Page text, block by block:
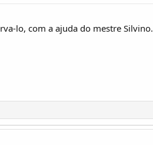
lo, com a ajuda do mestre Silvino.